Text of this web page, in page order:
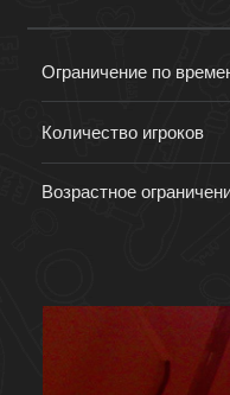
Ограничение по
Количество игроков
Возрастное